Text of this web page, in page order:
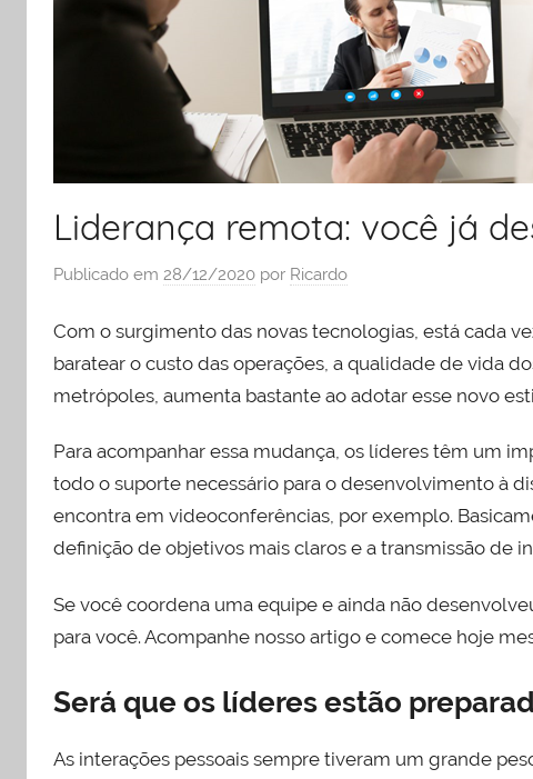
liderança
Liderança remota: você já
Publicado em 28/12/2020 por Ricardo
Com o surgimento das novas tecnologias, está cada
baratear o custo das operações, a qualidade de vida
metrópoles, aumenta bastante ao adotar esse novo
Para acompanhar essa mudança, os líderes têm um
todo o suporte necessário para o desenvolvimento à
encontra em videoconferências, por exemplo.
definição de objetivos mais claros e a transmissão de
Se você coordena uma equipe e ainda não
para você. Acompanhe nosso artigo e comece hoje
Será que os líderes estão
As interações pessoais sempre tiveram um grande